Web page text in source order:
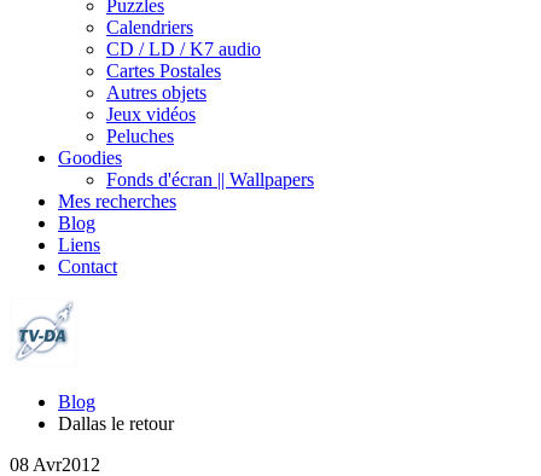
Puzzles
Calendriers
CD / LD / K7 audio
Cartes Postales
Autres objets
Jeux vidéos
Peluches
Goodies
Fonds d'écran || Wallpapers
Mes recherches
Blog
Liens
Contact
Blog
Dallas le retour
08 Avr2012